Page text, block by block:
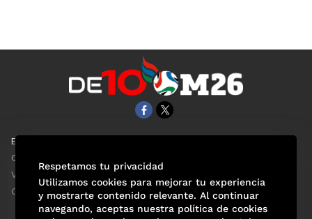
EL UNIVERSAL
Clase
ViveUSA
Confabulario
Respetamos tu privacidad
Utilizamos cookies para mejorar tu experiencia
y mostrarte contenido relevante. Al continuar
navegando, aceptas nuestra política de cookies